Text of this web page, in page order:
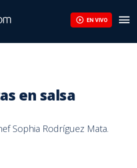
EN VIVO
en salsa
Sophia Rodríguez Mata.